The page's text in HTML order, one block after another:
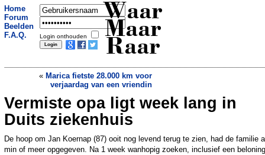
Home
Forum
Beelden
F.A.Q.
Login onthouden
Waar
Maar
Raar
« Marica fietste 28.000 km voor
verjaardag van een vriendin
Droom komt uit: Glenn (23) sliep in een
snoepwinkel»
Vermiste opa ligt week lang in
Duits ziekenhuis
De hoop om Jan Koernap (87) ooit nog levend terug te zien, had de familie
min of meer opgegeven. Na 1 week wanhopig zoeken, inclusief een